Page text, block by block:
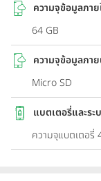
ความจุข้อมูลภา
64 GB
ความจุข้อมูลภา
Micro SD
แบตเตอรี่และระ
ความจุแบตเตอรี่